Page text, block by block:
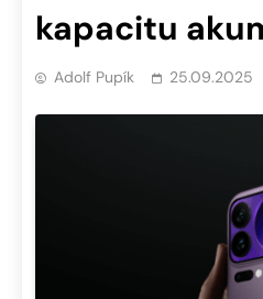
kapacitu
Adolf Pupík 25.09.2025